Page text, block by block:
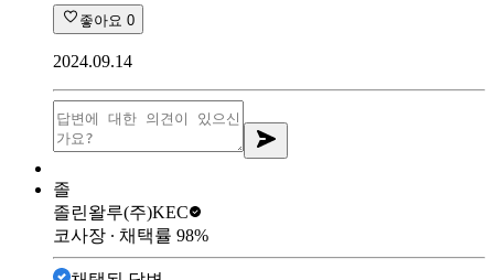
좋아요 0
2024.09.14
졸
졸린왈루(주)KEC
코사장 ∙ 채택률 98%